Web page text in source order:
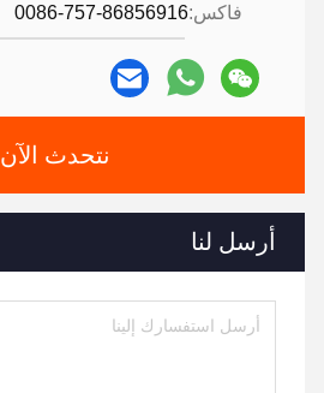
فاكس:0086-757-86856916
نتحدث الآن
أرسل لنا